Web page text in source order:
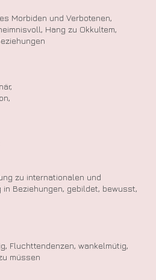
Morbiden und Verbotenen,
Hang zu Okkultem,
zu internationalen und
Beziehungen, gebildet, bewusst,
Fluchttendenzen, wankelmütig,
müssen